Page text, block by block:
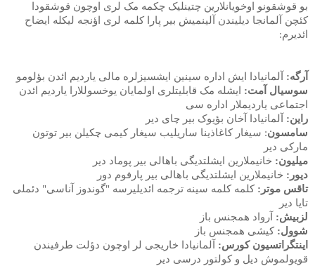
بو قوشقونو اوخویانلارین چتینلیک چکمه مک لری اوچون قوشقودا
کئچن آلمانجا دیلیندن آلینمیش بیر پارا کلمه لری اؤنجه لیکله ایضاح
ائدیرم:
آرگه:
آلمانیادا ایش اداره سینین ایشسیزلره مالی یاردیم ائدن بؤلومو
سوسیال آمت:
ایشله مک قابلیتلری اولمایان یوخسوللارا یاردیم ائدن
اجتماعی یاردیملار اداره سی
راین:
آلمانیادا آخان بؤیوک بیر چای دیر
سامسون: سیغار کاغاذینا ساریلیب سیغار کیمی چکیلن بیر توتون
مارکی دیر
میلیون: خانیملارین ایشلتدیگی باهالی بیر پوماد دیر
دیور: خانیملارین ایشلتدیگی باهالی بیر پارفوم دور
تاقس موتر: کلمه کلمه سینه ترجمه ائدیلیرسه "گوندوز آناسی" دئملی
تایا دیر
لزبیش: آرواد همجنس باز
شوول: کیشی همجنس باز
اینتگراتسیون کورس:
آلمانیادا خاریجی لر اوچون دؤلت طرفیندن
قویولموش دیل و کولتور درسی دیر